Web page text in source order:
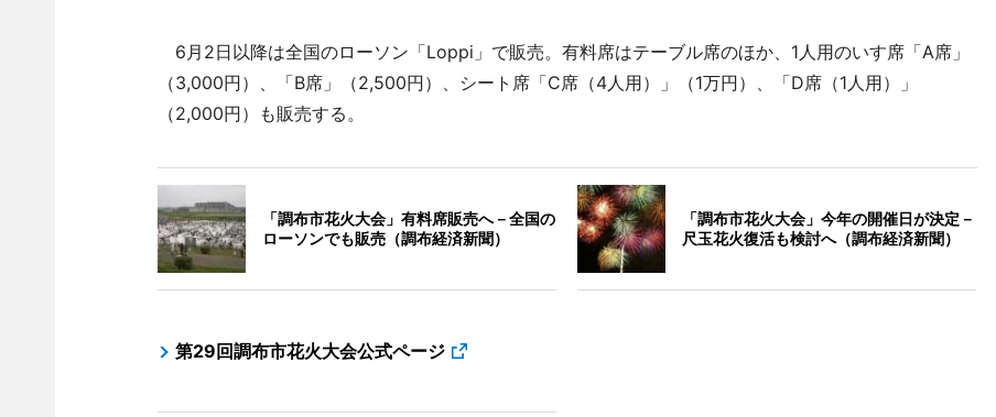
6月2日以降は全国のローソン「Loppi」で販売。有料席はテーブル席のほか、1人用のいす席「A席」
（3,000円）、「B席」（2,500円）、シート席「C席（4人用）」（1万円）、「D席（1人用）」
（2,000円）も販売する。
「調布市花火大会」有料席販売へ－全国の
ローソンでも販売（調布経済新聞）
「調布市花火大会」今年の開催日が決定－
尺玉花火復活も検討へ（調布経済新聞）
第29回調布市花火大会公式ページ